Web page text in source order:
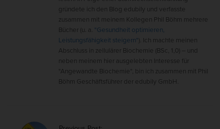
gründete ich den Blog edubily und verfasste
zusammen mit meinem Kollegen Phil Böhm mehrere
Bücher (u. a. "Gesundheit optimieren,
Leistungsfähigkeit steigern"). Ich machte meinen
Abschluss in zellulärer Biochemie (BSc, 1,0) – und
neben meinem hier ausgelebten Interesse für
"Angewandte Biochemie", bin ich zusammen mit Phil
Böhm Geschäftsführer der edubily GmbH.